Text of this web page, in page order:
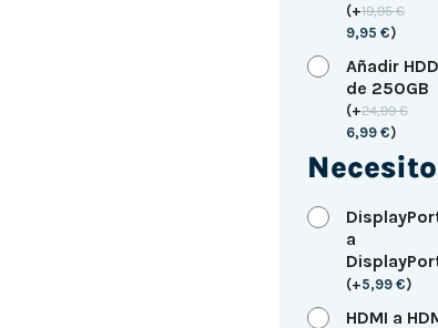
(+19,95€
9,95 €)
Añadir HDD
de 250GB
(+24,99€
6,99 €)
a
(+5,99 €)
HDMI a